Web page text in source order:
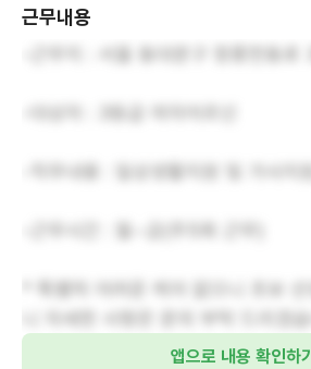
근무내용
앱으로 내용 확인하기